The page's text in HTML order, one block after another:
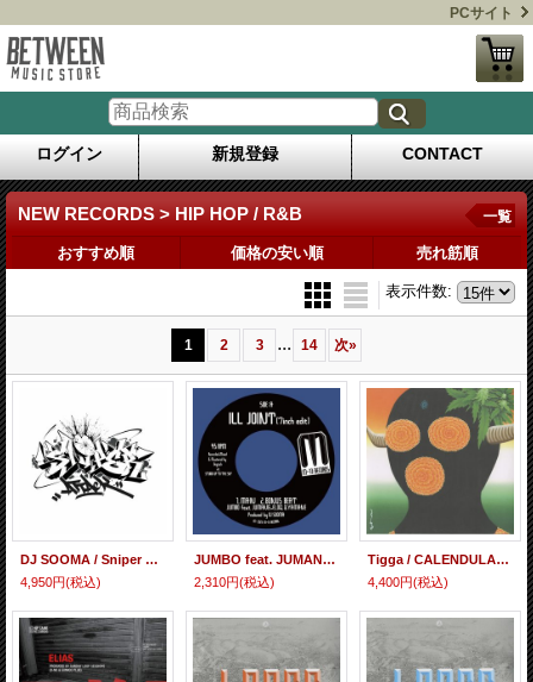
PCサイト
ログイン 新規登録 CONTACT
NEW RECORDS > HIP HOP / R&B 一覧
おすすめ順 価格の安い順 売れ筋順
表示件数:
1 2 3 ... 14 次»
DJ SOOMA / Sniper Attack (LP)
4,950円(税込)
JUMBO feat. JUMANG, ELOQ & YAMANE / ILL JOINT 2089 & DJ SOOMA feat. YAMANE & ELOQ - ILL JOINT / ON SITE
2,310円(税込)
Tigga / CALENDULA (LP)
4,400円(税込)